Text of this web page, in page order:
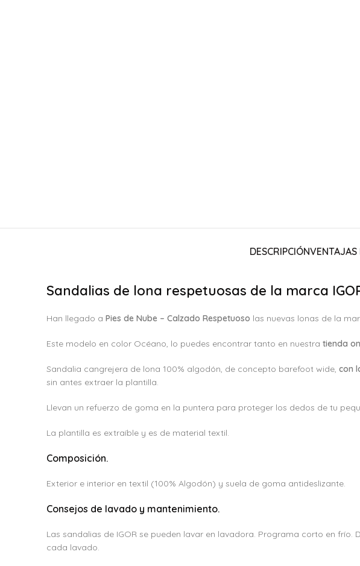
DESCRIPCIÓNVENTAJAS
Sandalias de lona respetuosas de la marca
Han llegado a Pies de Nube – Calzado Respetuoso las nuevas lonas de la
Este modelo en color Océano, lo puedes encontrar tanto en nuestra tienda
Sandalia cangrejera de lona 100% algodón, de concepto barefoot wide, con
sin antes extraer la plantilla.
Llevan un refuerzo de goma en la puntera para proteger los dedos de tu
La plantilla es extraíble y es de material textil.
Composición.
Exterior e interior en textil (100% Algodón) y suela de goma antideslizante.
Consejos de lavado y mantenimiento.
Las sandalias de IGOR se pueden lavar en lavadora. Programa corto en
cada lavado.